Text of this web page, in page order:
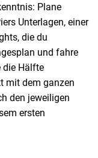
Plane
Unterlagen, einer
die du
und fahre
die Hälfte
mit dem ganzen
den jeweiligen
ersten